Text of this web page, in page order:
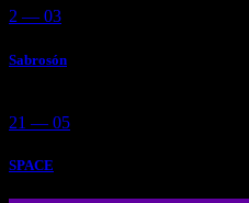
2 — 03
Sabrosón
21 — 05
SPACE